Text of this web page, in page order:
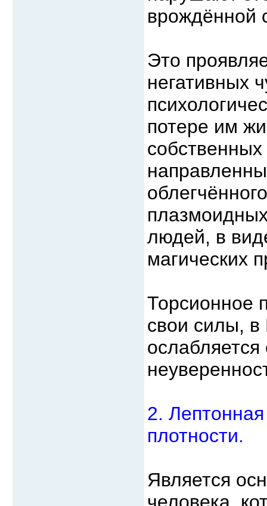
врождённой
Это
негативных
потере им
людей, в
магических
Торсионное
свои силы,
2.
плотности.
Является
человека,